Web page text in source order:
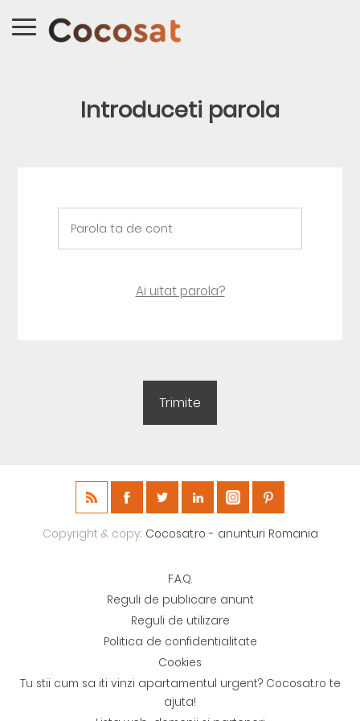
Introduceti parola
Ai uitat parola?
Copyright & copy; Cocosat.ro - anunturi Romania
F.A.Q.
Reguli de publicare anunt
Reguli de utilizare
Politica de confidentialitate
Cookies
Tu stii cum sa iti vinzi apartamentul urgent? Cocosat.ro te
ajuta!